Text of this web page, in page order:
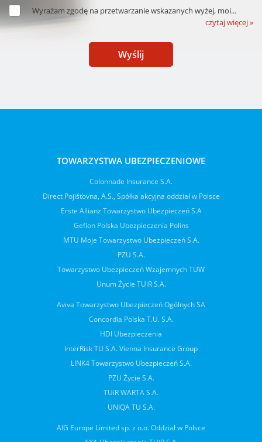
Wyrażam zgodę na przetwarzanie wskazanych wyżej, moi...
czytaj więcej »
Wyślij
TOWARZYSTWA UBEZPIECZENIOWE
Colonnade Insurance S.A.
Direct Pojišťovna, A.S., Spółka akcyjna oddział w Polsce
Erste Allianz Towarzystwo Ubezpieczeń S.A
Gefion Polska Ubezpieczenia Polins
MTU Moje Towarzystwo Ubezpieczeń S.A.
PZU S.A.
Towarzystwo Ubezpieczeń Wzajemnych TUW
Unum Życie TUiR S.A.
Aviva Towarzystwo Ubezpieczeń Ogólnych SA
Concordia Polska T.U. S.A.
HDI Ubezpieczenia
InterRisk TU S.A. Vienna Insurance Group
LINK4 Towarzystwo Ubezpieczeń S.A.
PZU Życie S.A.
TUiR WARTA S.A.
UNIQA TU S.A.
AIG Europe Limited sp. z o.o. Oddział w Polsce